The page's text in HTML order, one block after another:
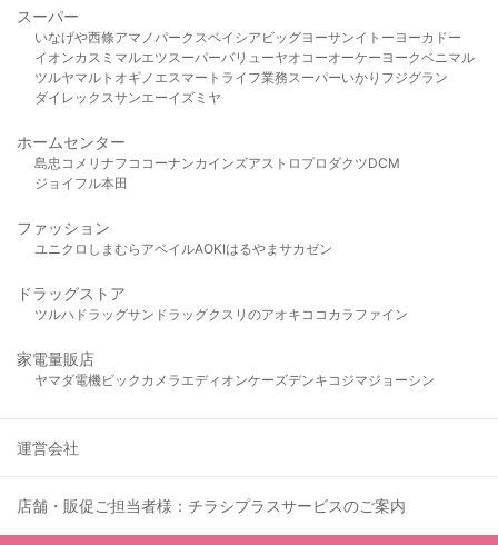
スーパー
いなげや西條アマノパークスベイシア ビッグヨーサンイトーヨーカドー
イオンカスミ マルエツスーパーバリューヤオコーオーケー ヨークベニマル
ツルヤマルト オギノ エスマート ライフ業務スーパーいかり フジグラン
ダイレックスサンエーイズミヤ
ホームセンター
島忠 コメリ ナフコ コーナンカインズアストロプロダクツDCM
ジョイフル本田
ファッション
ユニクロ しまむら アベイルAOKIはるやま サカゼン
ドラッグストア
ツルハドラッグサンドラッグクスリのアオキ ココカラファイン
家電量販店
ヤマダ電機ビックカメラ エディオンケーズデンキ コジマジョーシン
運営会社
店舗・販促ご担当者様：チラシプラスサービスのご案内